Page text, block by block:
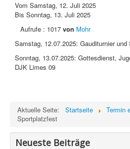
Rot-Kreuz-Gruppe
Pfarrei / Pfarrbote
Vom Samstag, 12. Juli 2025
Bis Sonntag, 13. Juli 2025
Aufrufe : 1017 von Mohr
Samstag, 12.07.2025: Gauditurnier
Sonntag, 13.07.2025: Gottesdienst,
DJK Limes 09
Aktuelle Seite: Startseite
Termin
Sportplatzfest
Neueste Beiträge